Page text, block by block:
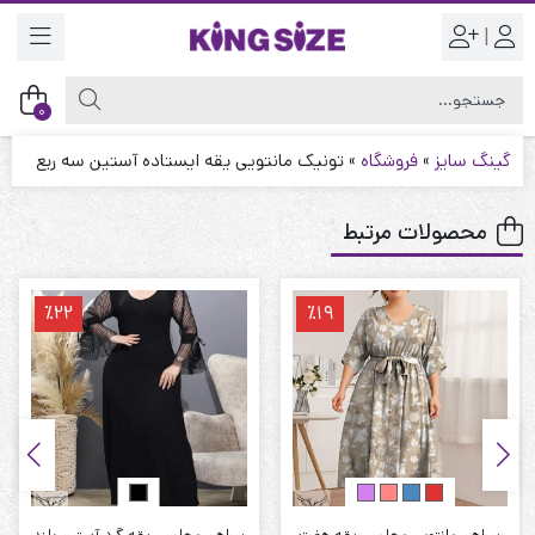
|
0
گینگ سایز »فروشگاه »تونیک مانتویی یقه ایستاده آستین سه ربع
محصولات مرتبط
٪19 ٪22